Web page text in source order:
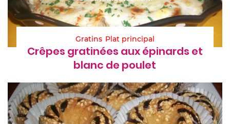
Gratins Plat principal
Crêpes gratinées aux épinards et
blanc de poulet